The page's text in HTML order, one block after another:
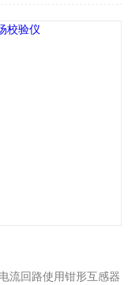
流回路使用钳形互感器